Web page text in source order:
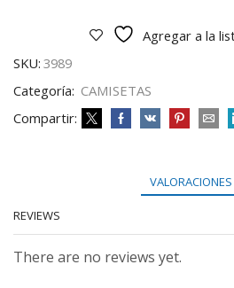
Agregar a la
SKU: 3989
Categoría: CAMISETAS
Compartir:
REVIEWS
There are no reviews yet.